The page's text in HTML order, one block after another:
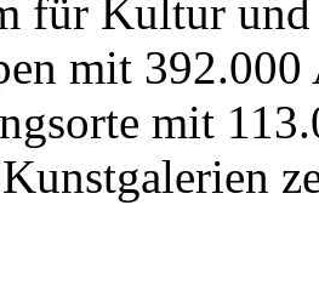
für Kultur und
mit
mit